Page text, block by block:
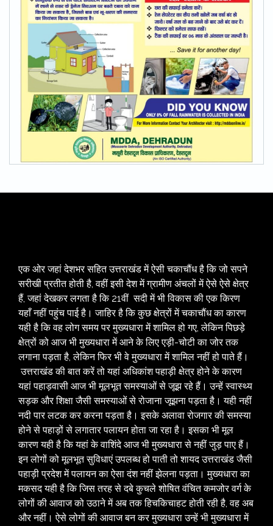
एक ओर जहां देशभर सहित उत्तराखंड में ऐसी चकाचौंध है कि जो सपने
सरीखी प्रतीत होती है, वहीं इसी देश में ग्रामीण अंचलों में ऐसे ऐसे क्षेत्र
हैं, जहां देखकर लगता है कि 21वीं सदी में भी विकास की एक किरण
यहाँ नहीं पहुंच पाई है। जाहिर है कि कुछ क्षेत्रों में चकाचौंध का कारण
यही है कि वह लोग समय पर मुख्यधारा में शामिल हो गए, लेकिन पिछड़े
क्षेत्रों को आज भी मुख्यधारा में आने के लिए एड़ी-चोटी का जोर तक
लगाना पड़ता है, लेकिन फिर भी वे मुख्यधारा में शामिल नहीं हो पाते हैं।
उत्तराखंड की बात करें तो यहां अधिकांश पहाड़ी क्षेत्र होने के कारण
यहां पहाड़वासी आज भी मूलभूत समस्याओं से जूझ रहे हैं। उन्हें स्वास्थ्य
सड़क और शिक्षा जैसी समस्याओं से रोजाना जूझना पड़ता है। यही नहीं
नदी पार लटक कर करना पड़ता है। इसके अलावा रोजगार की समस्या
होने से पहाड़ों से लगातार पलायन होता जा रहा है। इसका भी मूल
कारण यही है कि यहां के वाशिंदे आज भी मुख्यधारा से नहीं जुड़ पाए हैं।
इन लोगों को मूलभूत सुविधाएं उपलब्ध हो पाती तो शायद उत्तराखंड जैसी
पहाड़ी प्रदेश में पलायन का ऐसा दंश नहीं झेलना पड़ता। मुख्यधारा का
मकसद यही है कि जिस तरह से दबे कुचले शोषित वंचित कमजोर वर्ग के
लोगों की आवाज को उठाने में अब तक हिचकिचाहट होती रही है, वह अब
और नहीं। ऐसे लोगों की आवाज बन कर मुख्यधारा उन्हें भी मुख्यधारा में